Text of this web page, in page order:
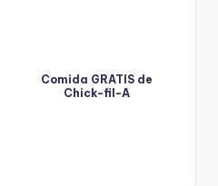
Comida GRATIS de
Chick-fil-A